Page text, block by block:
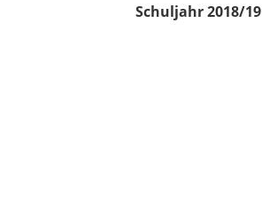
Schuljahr 2018/19